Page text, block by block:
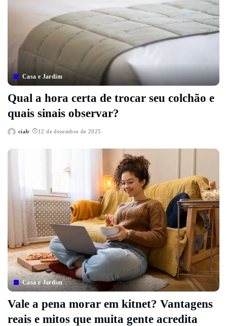
Casa e Jardim
Qual a hora certa de trocar seu colchão e
quais sinais observar?
Posted
ciab 12 de dezembro de 2025
Casa e Jardim
Vale a pena morar em kitnet? Vantagens
reais e mitos que muita gente acredita